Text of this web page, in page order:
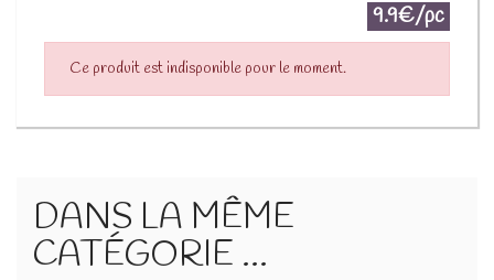
9.9€/pc
Ce produit est indisponible pour le moment.
DANS LA MÊME
CATÉGORIE ...